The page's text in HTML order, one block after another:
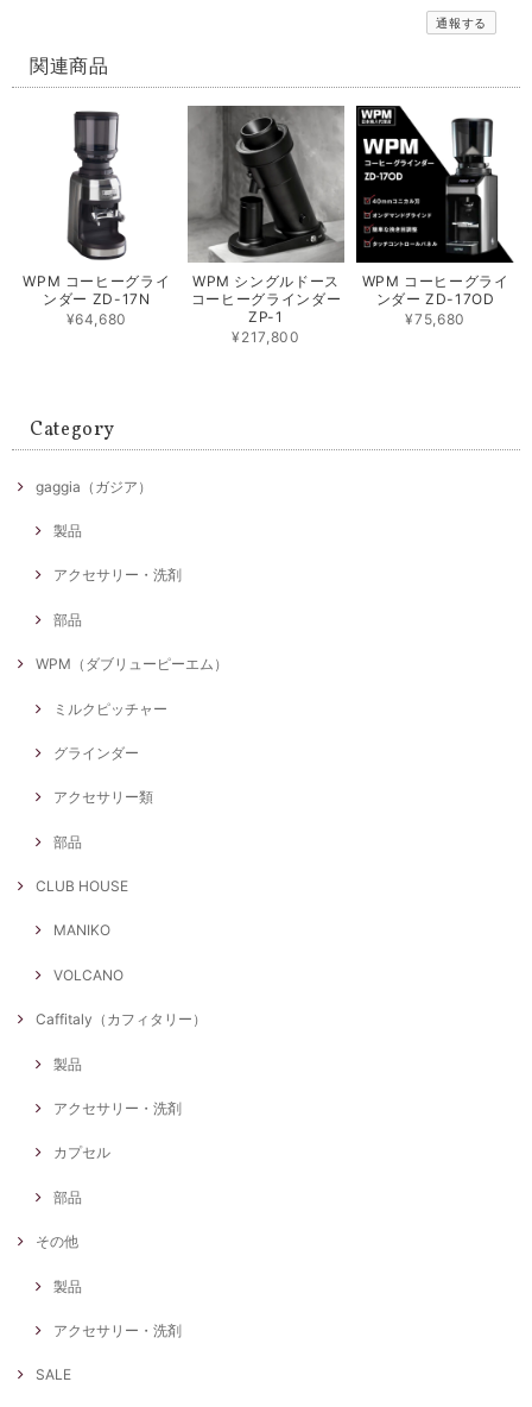
通報する
関連商品
WPM コーヒーグライ
ンダー ZD-17N
¥64,680
WPM シングルドース
コーヒーグラインダー
ZP-1
¥217,800
WPM コーヒーグライ
ンダー ZD-17OD
¥75,680
Category
gaggia（ガジア）
製品
アクセサリー・洗剤
部品
WPM（ダブリューピーエム）
ミルクピッチャー
グラインダー
アクセサリー類
部品
CLUB HOUSE
MANIKO
VOLCANO
Caffitaly（カフィタリー）
製品
アクセサリー・洗剤
カプセル
部品
その他
製品
アクセサリー・洗剤
SALE